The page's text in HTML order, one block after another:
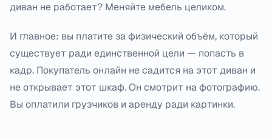
диван не работает? Меняйте мебель целиком.
И главное: вы платите за физический объём, который
существует ради единственной цели — попасть в
кадр. Покупатель онлайн не садится на этот диван и
не открывает этот шкаф. Он смотрит на фотографию.
Вы оплатили грузчиков и аренду ради картинки.